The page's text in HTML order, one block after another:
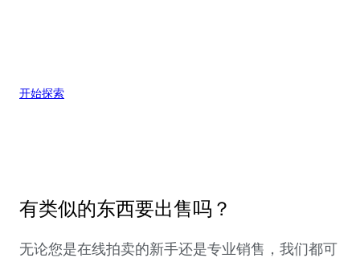
开始探索
有类似的东西要出售吗？
无论您是在线拍卖的新手还是专业销售，我们都可